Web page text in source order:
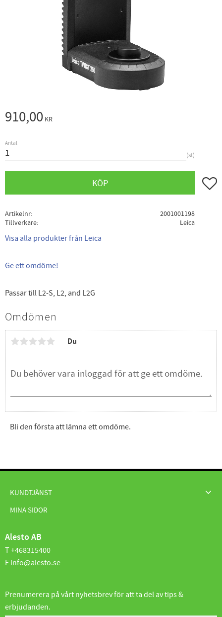
910,00 KR
Antal
st
KÖP Lägg
Artikelnr
2001001198
Tillverkare
Leica
Visa alla produkter från Leica
Ge ett omdöme!
Passar till L2-S, L2, and L2G
Omdömen
Du
Bli den första att lämna ett omdöme.
KUNDTJÄNST
MINA SIDOR
Alesto AB
T +468315400
E info@alesto.se
Prenumerera på vårt nyhetsbrev för att ta del av tips &
erbjudanden.